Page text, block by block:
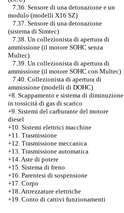
7.36. Sensore di una detonazione e un
modulo (modelli X16 SZ)
7.37. Sensore di una detonazione
(sistema di Simtec)
7.38. Un collezionista di apertura di
ammissione (il motore SOHC senza
Multec)
7.39. Un collezionista di apertura di
ammissione (il motore SOHC con Multec)
7.40. Collezionista di apertura di
ammissione (modelli di DOHC)
+8. Scappamento e sistema di diminuzione
in tossicità di gas di scarico
+9. Sistemi del carburante del motore
diesel
+10. Sistemi elettrici macchine
+11. Trasmissione
+12. Trasmissione meccanica
+13. Trasmissione automatica
+14. Aste di potere
+15. Sistema di freno
+16. Parentesi di sospensione
+17. Corpo
+18. Attrezzature elettriche
+19. Conto di cattivi funzionamenti